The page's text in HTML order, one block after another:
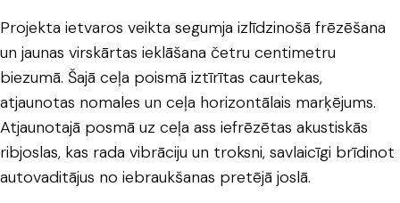
Projekta ietvaros veikta segumja izlīdzinošā frēzēšana
un jaunas virskārtas ieklāšana četru centimetru
biezumā. Šajā ceļa poismā iztīrītas caurtekas,
atjaunotas nomales un ceļa horizontālais marķējums.
Atjaunotajā posmā uz ceļa ass iefrēzētas akustiskās
ribjoslas, kas rada vibrāciju un troksni, savlaicīgi brīdinot
autovaditājus no iebraukšanas pretējā joslā.